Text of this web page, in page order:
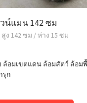
น์แมน 142 ซม
ง 142 ซม / ห่าง 15 ซม
ล้อมเขตแดน ล้อมสัตว์ ล้อม
รุก